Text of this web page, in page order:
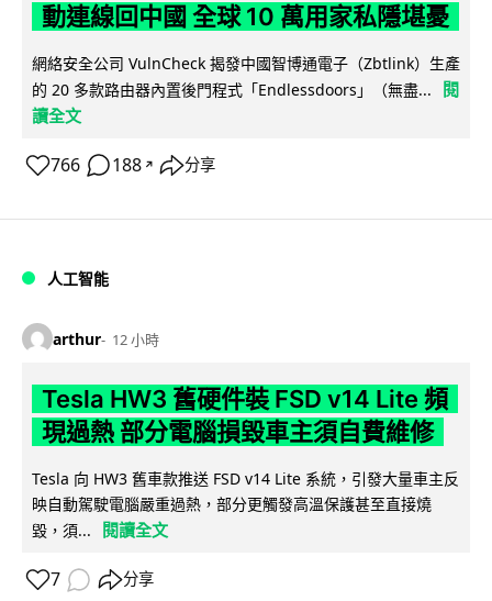
動連線回中國 全球 10 萬用家私隱堪憂
網絡安全公司 VulnCheck 揭發中國智博通電子（Zbtlink）生產
的 20 多款路由器內置後門程式「Endlessdoors」（無盡...
閱
讀全文
766 188 ↗ 分享
人工智能
arthur 12 小時
Tesla HW3 舊硬件裝 FSD v14 Lite 頻
現過熱 部分電腦損毀車主須自費維修
Tesla 向 HW3 舊車款推送 FSD v14 Lite 系統，引發大量車主反
映自動駕駛電腦嚴重過熱，部分更觸發高溫保護甚至直接燒
毀，須...
閱讀全文
7 分享